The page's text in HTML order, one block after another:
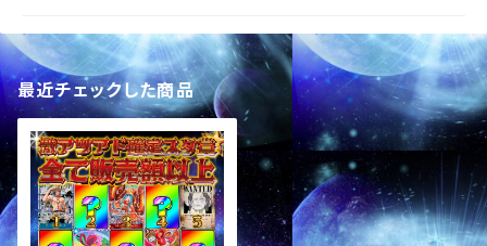
最近チェックした商品